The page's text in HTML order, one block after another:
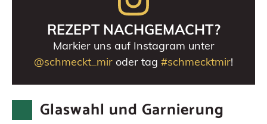
REZEPT NACHGEMACHT?
Markier uns auf Instagram unter
@schmeckt_mir oder tag #schmecktmir!
Glaswahl und Garnierung